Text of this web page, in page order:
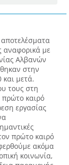
αναφορικά με
Αλβανών
στην
και μετά.
τους στη
πρώτο καιρό
εργασίας
πρώτο καιρό
ακόμα
κοινωνία,